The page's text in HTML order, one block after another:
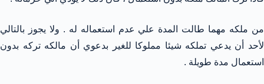
من ملكه مهما طالت المدة علي عدم استعماله له . ولا يجوز بالتالي
لأحد أن يدعي تملكه شيئا مملوكا للغير بدعوي أن مالكه تركه بدون
استعمال مدة طويلة .